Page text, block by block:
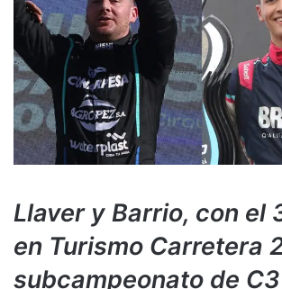
Llaver y Barrio, con el
en Turismo Carretera
subcampeonato de